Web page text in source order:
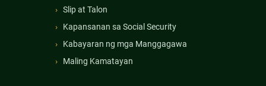
Slip at Talon
Kapansanan sa Social Security
Kabayaran ng mga Manggagawa
Maling Kamatayan